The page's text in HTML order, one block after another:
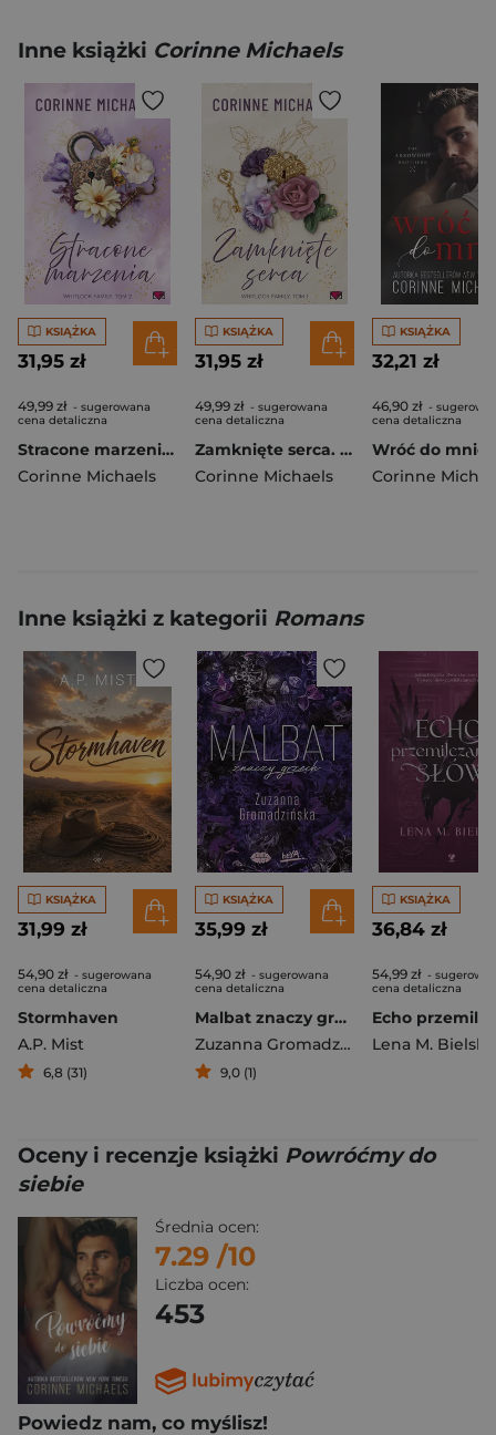
Inne książki Corinne Michaels
KSIĄŻKA
31,95 zł
49,99 zł - sugerowana
cena detaliczna
Stracone marzenia. Whitlock Family. Tom 2
Corinne Michaels
KSIĄŻKA
31,95 zł
49,99 zł - sugerowana
cena detaliczna
Zamknięte serca. Whitlock Family. Tom 1
Corinne Michaels
KSIĄŻKA
32,21 zł
46,90 zł -
cena detaliczna
Wróć do mnie
Corinne
Inne książki z kategorii Romans
KSIĄŻKA
31,99 zł
54,90 zł - sugerowana
cena detaliczna
Stormhaven
A.P. Mist
6,8 (31)
KSIĄŻKA
35,99 zł
54,90 zł - sugerowana
cena detaliczna
Malbat znaczy grzech
Zuzanna Gromadzińska
9,0 (1)
KSIĄŻKA
36,84 zł
54,99 zł -
cena detaliczna
Lena M. Bielska
Oceny i recenzje książki Powróćmy do
siebie
Średnia ocen:
7.29 /10
Liczba ocen:
453
Powiedz nam, co myślisz!